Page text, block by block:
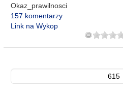
Okaz_prawilnosci
157 komentarzy
Link na Wykop
615